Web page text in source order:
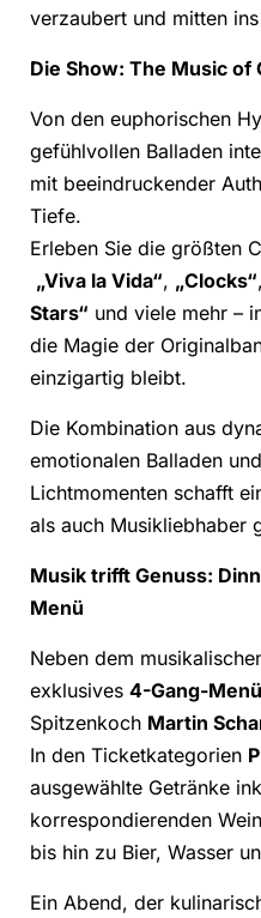
verzaubert und mitten
Die Show: The Music of
Von den euphorischen
gefühlvollen Balladen
mit beeindruckender
Tiefe.
Erleben Sie die größten
„Viva la Vida“, „Clocks“,
Stars“ und viele mehr –
die Magie der
einzigartig bleibt.
Die Kombination aus
emotionalen Balladen
Lichtmomenten schafft
als auch Musikliebhaber
Musik trifft Genuss:
Menü
Neben dem
exklusives 4-Gang-Menü
Spitzenkoch Martin
In den Ticketkategorien
ausgewählte Getränke
korrespondierenden
bis hin zu Bier, Wasser
Ein Abend, der